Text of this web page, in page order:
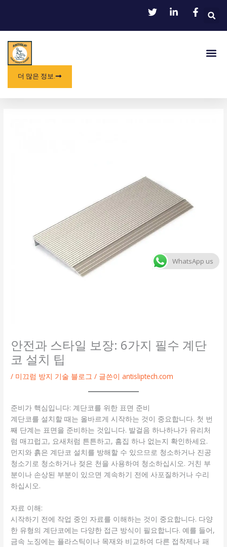
메
뉴
더 많은 정보.
안전과 스타일 보장: 6가지 필수 계단
코 설치 팁
/ 미끄럼 방지 기술 블로그 / 글쓴이antisliptech.com
준비가 핵심입니다: 계단코를 위한 표면 준비
계단코를 설치할 때는 올바르게 시작하는 것이 중요합니다. 첫 번
째 단계는 표면을 준비하는 것입니다. 발걸음 하나하나가 유리처
럼 매끄럽고, 요새처럼 튼튼하고, 흠집 하나 없는지 확인하세요.
먼지와 흙은 계단코 설치를 방해할 수 있으므로 청소하거나 진공
청소기로 청소하거나 젖은 천을 사용하여 청소하십시오. 거친 부
분이나 손상된 부분이 있으면 계속하기 전에 사포질하거나 수리
하십시오.
자료 이해:
시작하기 전에 작업 중인 자료를 이해하는 것이 중요합니다. 다양
한 유형의 계단코에는 다양한 접근 방식이 필요합니다. 예를 들어,
금속 노징에는 플라스틱이나 목재와 비교하여 다른 접착제나 패
WhatsApp us